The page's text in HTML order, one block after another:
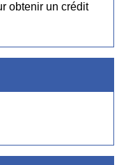
obtenir un crédit